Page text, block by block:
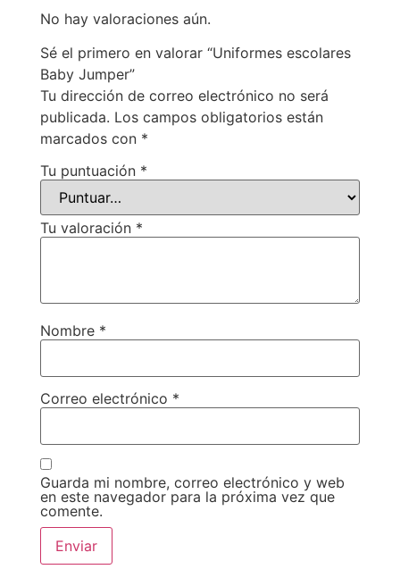
No hay valoraciones aún.
Sé el primero en valorar “Uniformes escolares
Baby Jumper”
Tu dirección de correo electrónico no será
publicada. Los campos obligatorios están
marcados con *
Tu puntuación *
Tu valoración *
Nombre *
Correo electrónico *
Guarda mi nombre, correo electrónico y web
en este navegador para la próxima vez que
comente.